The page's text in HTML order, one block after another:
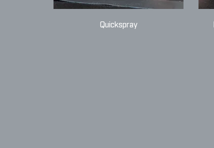
Quickspray